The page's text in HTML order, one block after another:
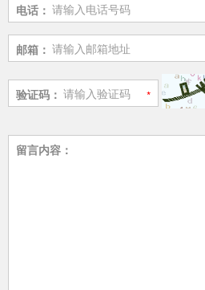
电话：
邮箱：
验证码：
留言内容：